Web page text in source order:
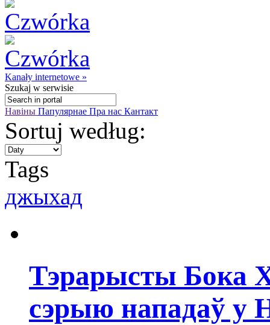
Kanały internetowe »
Szukaj w serwisie
Навіны Папулярнае Пра нас Кантакт
Sortuj według:
Tags
джыхад
Тэрарысты Бока
сэрыю нападаў у